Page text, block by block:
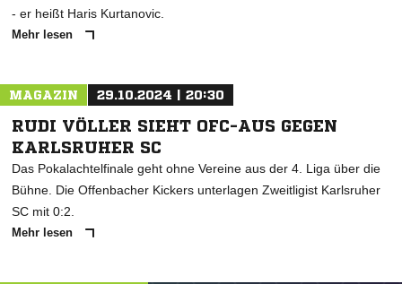
- er heißt Haris Kurtanovic.
Mehr lesen
MAGAZIN 29.10.2024 | 20:30
RUDI VÖLLER SIEHT OFC-AUS GEGEN
KARLSRUHER SC
Das Pokalachtelfinale geht ohne Vereine aus der 4. Liga über die
Bühne. Die Offenbacher Kickers unterlagen Zweitligist Karlsruher
SC mit 0:2.
Mehr lesen